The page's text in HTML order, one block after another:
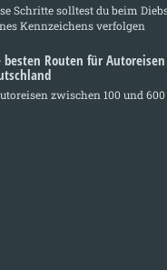
Schritte solltest du beim
Kennzeichens verfolgen
besten Routen für
zwischen 100 und